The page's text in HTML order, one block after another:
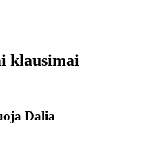
klausimai
Dalia